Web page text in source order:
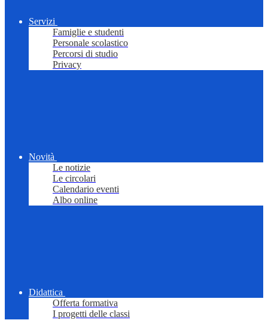
Servizi
Famiglie e studenti
Personale scolastico
Percorsi di studio
Privacy
Novità
Le notizie
Le circolari
Calendario eventi
Albo online
Didattica
Offerta formativa
I progetti delle classi